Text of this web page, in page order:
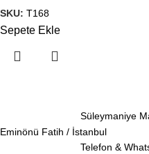
SKU: T168
Sepete Ekle
Süleymaniye
Eminönü Fatih / İstanbul
Telefon &